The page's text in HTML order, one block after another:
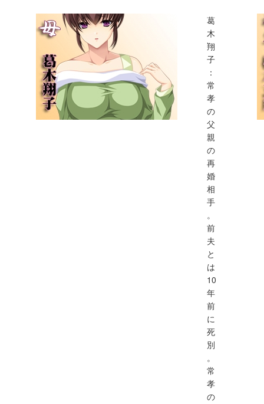
葛
木
翔
子
：
常
孝
の
父
親
の
再
婚
相
手
。
前
夫
と
は
10
年
前
に
死
別
。
常
孝
の